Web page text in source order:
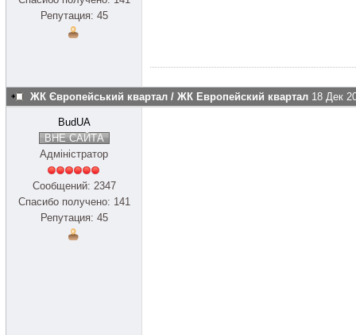
Репутация: 45
ЖК Європейський квартал / ЖК Европейский квартал 18 Дек
BudUA
ВНЕ САЙТА
Адміністратор
Сообщений: 2347
Спасибо получено: 141
Репутация: 45